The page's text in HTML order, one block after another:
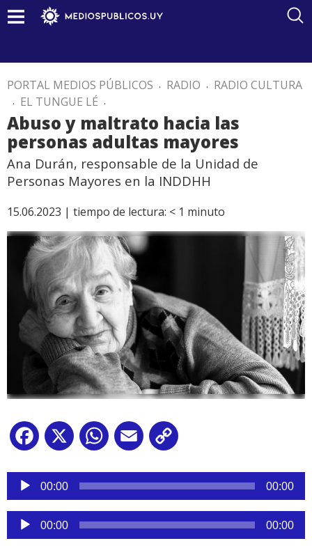
PORTAL MEDIOS PÚBLICOS . RADIO . RADIO CULTURA
. EL TUNGUE LÉ .
Abuso y maltrato hacia las
personas adultas mayores
Ana Durán, responsable de la Unidad de
Personas Mayores en la INDDHH
15.06.2023 | tiempo de lectura: < 1 minuto
Facebook
X WhatsApp
Email
Reproductor
audio
00:00 00:00
Reproductor
de
00:00 00:00